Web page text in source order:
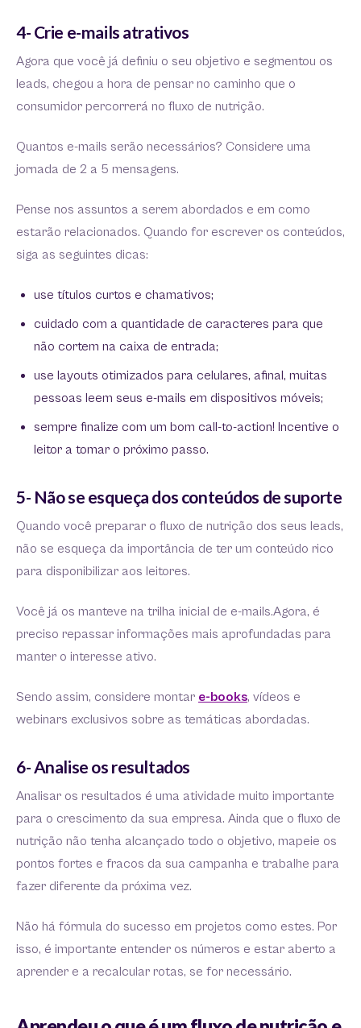
4- Crie e-mails atrativos
Agora que você já definiu o seu objetivo e segmentou os
leads, chegou a hora de pensar no caminho que o
consumidor percorrerá no fluxo de nutrição.
Quantos e-mails serão necessários? Considere uma
jornada de 2 a 5 mensagens.
Pense nos assuntos a serem abordados e em como
estarão relacionados. Quando for escrever os conteúdos,
siga as seguintes dicas:
use títulos curtos e chamativos;
cuidado com a quantidade de caracteres para que
não cortem na caixa de entrada;
use layouts otimizados para celulares, afinal, muitas
pessoas leem seus e-mails em dispositivos móveis;
sempre finalize com um bom call-to-action! Incentive o
leitor a tomar o próximo passo.
5- Não se esqueça dos conteúdos de suporte
Quando você preparar o fluxo de nutrição dos seus leads,
não se esqueça da importância de ter um conteúdo rico
para disponibilizar aos leitores.
Você já os manteve na trilha inicial de e-mails.Agora, é
preciso repassar informações mais aprofundadas para
manter o interesse ativo.
Sendo assim, considere montar e-books, vídeos e
webinars exclusivos sobre as temáticas abordadas.
6- Analise os resultados
Analisar os resultados é uma atividade muito importante
para o crescimento da sua empresa. Ainda que o fluxo de
nutrição não tenha alcançado todo o objetivo, mapeie os
pontos fortes e fracos da sua campanha e trabalhe para
fazer diferente da próxima vez.
Não há fórmula do sucesso em projetos como estes. Por
isso, é importante entender os números e estar aberto a
aprender e a recalcular rotas, se for necessário.